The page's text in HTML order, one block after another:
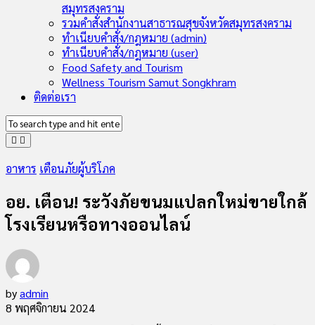
สมุทรสงคราม
รวมคำสั่งสำนักงานสาธารณสุขจังหวัดสมุทรสงคราม
ทำเนียบคำสั่ง/กฎหมาย (admin)
ทำเนียบคำสั่ง/กฎหมาย (user)
Food Safety and Tourism
Wellness Tourism Samut Songkhram
ติดต่อเรา
อาหาร เตือนภัยผู้บริโภค
อย. เตือน! ระวังภัยขนมแปลกใหม่ขายใกล้
โรงเรียนหรือทางออนไลน์
byadmin
8 พฤศจิกายน 2024